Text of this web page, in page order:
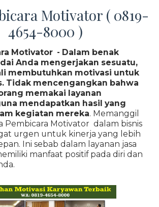
Motivator ( 0819-
4654-8000 )
Motivator - Dalam benak
Anda mengerjakan sesuatu,
membutuhkan motivasi untuk
Tidak mencengangkan bahwa
memakai layanan
mendapatkan hasil yang
kegiatan mereka. Memanggil
Pembicara Motivator dalam bisnis
urgen untuk kinerja yang lebih
Ini sebab dalam layanan jasa
manfaat positif pada diri dan